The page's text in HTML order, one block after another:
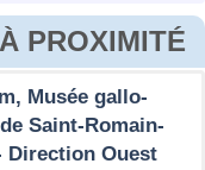
PROXIMITÉ
Musée gallo-
Saint-Romain-
Direction Ouest